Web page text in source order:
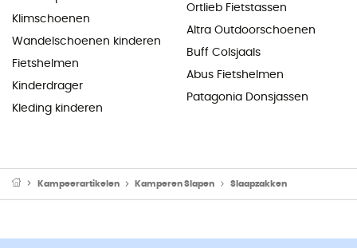
Klimschoenen
Wandelschoenen kinderen
Fietshelmen
Kinderdrager
Kleding kinderen
Ortlieb Fietstassen
Altra Outdoorschoenen
Buff Colsjaals
Abus Fietshelmen
Patagonia Donsjassen
Kampeerartikelen Kamperen Slapen Slaapzakken